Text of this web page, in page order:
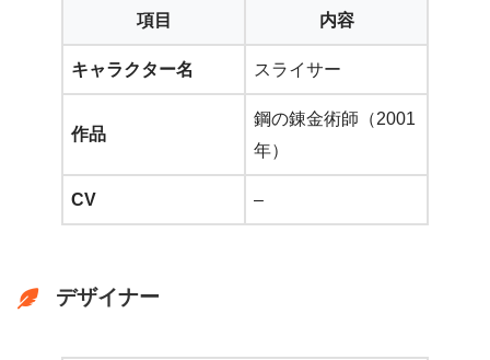
項目 内容
キャラクター名 スライサー
作品
鋼の錬金術師（2001
年）
CV –
デザイナー